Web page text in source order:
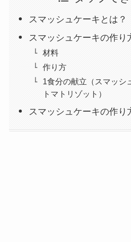
スマッシュケーキとは？
スマッシュケーキの作り
材料
作り方
1食分の献立（スマッシ
トマトリゾット）
スマッシュケーキの作り